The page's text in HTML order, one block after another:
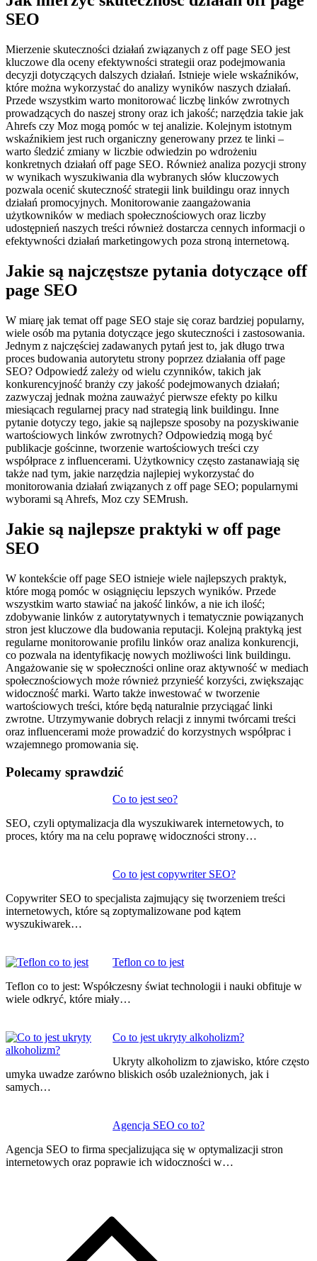
SEO
Mierzenie skuteczności działań związanych z off page SEO jest
kluczowe dla oceny efektywności strategii oraz podejmowania
decyzji dotyczących dalszych działań. Istnieje wiele wskaźników,
które można wykorzystać do analizy wyników naszych działań.
Przede wszystkim warto monitorować liczbę linków zwrotnych
prowadzących do naszej strony oraz ich jakość; narzędzia takie jak
Ahrefs czy Moz mogą pomóc w tej analizie. Kolejnym istotnym
wskaźnikiem jest ruch organiczny generowany przez te linki –
warto śledzić zmiany w liczbie odwiedzin po wdrożeniu
konkretnych działań off page SEO. Również analiza pozycji strony
w wynikach wyszukiwania dla wybranych słów kluczowych
pozwala ocenić skuteczność strategii link buildingu oraz innych
działań promocyjnych. Monitorowanie zaangażowania
użytkowników w mediach społecznościowych oraz liczby
udostępnień naszych treści również dostarcza cennych informacji o
efektywności działań marketingowych poza stroną internetową.
Jakie są najczęstsze pytania dotyczące off
page SEO
W miarę jak temat off page SEO staje się coraz bardziej popularny,
wiele osób ma pytania dotyczące jego skuteczności i zastosowania.
Jednym z najczęściej zadawanych pytań jest to, jak długo trwa
proces budowania autorytetu strony poprzez działania off page
SEO? Odpowiedź zależy od wielu czynników, takich jak
konkurencyjność branży czy jakość podejmowanych działań;
zazwyczaj jednak można zauważyć pierwsze efekty po kilku
miesiącach regularnej pracy nad strategią link buildingu. Inne
pytanie dotyczy tego, jakie są najlepsze sposoby na pozyskiwanie
wartościowych linków zwrotnych? Odpowiedzią mogą być
publikacje gościnne, tworzenie wartościowych treści czy
współprace z influencerami. Użytkownicy często zastanawiają się
także nad tym, jakie narzędzia najlepiej wykorzystać do
monitorowania działań związanych z off page SEO; popularnymi
wyborami są Ahrefs, Moz czy SEMrush.
Jakie są najlepsze praktyki w off page
SEO
W kontekście off page SEO istnieje wiele najlepszych praktyk,
które mogą pomóc w osiągnięciu lepszych wyników. Przede
wszystkim warto stawiać na jakość linków, a nie ich ilość;
zdobywanie linków z autorytatywnych i tematycznie powiązanych
stron jest kluczowe dla budowania reputacji. Kolejną praktyką jest
regularne monitorowanie profilu linków oraz analiza konkurencji,
co pozwala na identyfikację nowych możliwości link buildingu.
Angażowanie się w społeczności online oraz aktywność w mediach
społecznościowych może również przynieść korzyści, zwiększając
widoczność marki. Warto także inwestować w tworzenie
wartościowych treści, które będą naturalnie przyciągać linki
zwrotne. Utrzymywanie dobrych relacji z innymi twórcami treści
oraz influencerami może prowadzić do korzystnych współprac i
wzajemnego promowania się.
Polecamy sprawdzić
Co to jest seo?
SEO, czyli optymalizacja dla wyszukiwarek internetowych, to
proces, który ma na celu poprawę widoczności strony…
Co to jest copywriter SEO?
Copywriter SEO to specjalista zajmujący się tworzeniem treści
internetowych, które są zoptymalizowane pod kątem
wyszukiwarek…
Teflon co to jest
Teflon co to jest: Współczesny świat technologii i nauki obfituje w
wiele odkryć, które miały…
Co to jest ukryty alkoholizm?
Ukryty alkoholizm to zjawisko, które często
umyka uwadze zarówno bliskich osób uzależnionych, jak i
samych…
Agencja SEO co to?
Agencja SEO to firma specjalizująca się w optymalizacji stron
internetowych oraz poprawie ich widoczności w…
wpisu